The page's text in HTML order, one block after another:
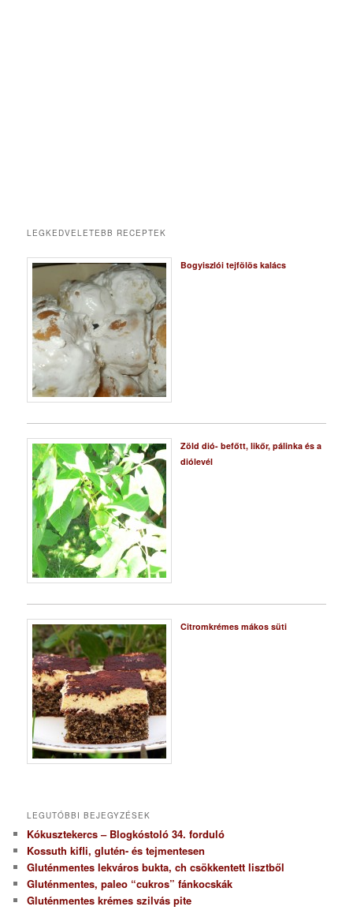
LEGKEDVELETEBB RECEPTEK
Bogyiszlói tejfölös kalács
Zöld dió- befőtt, likőr, pálinka és a
diólevél
Citromkrémes mákos süti
LEGUTÓBBI BEJEGYZÉSEK
Kókusztekercs – Blogkóstoló 34. forduló
Kossuth kifli, glutén- és tejmentesen
Gluténmentes lekváros bukta, ch csökkentett lisztből
Gluténmentes, paleo “cukros” fánkocskák
Gluténmentes krémes szilvás pite